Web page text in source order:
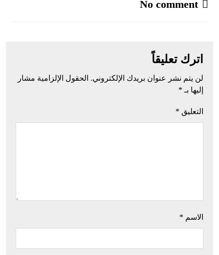
No comment
اترك تعليقاً
لن يتم نشر عنوان بريدك الإلكتروني. الحقول الإلزامية مشار
إليها بـ *
التعليق *
الاسم *